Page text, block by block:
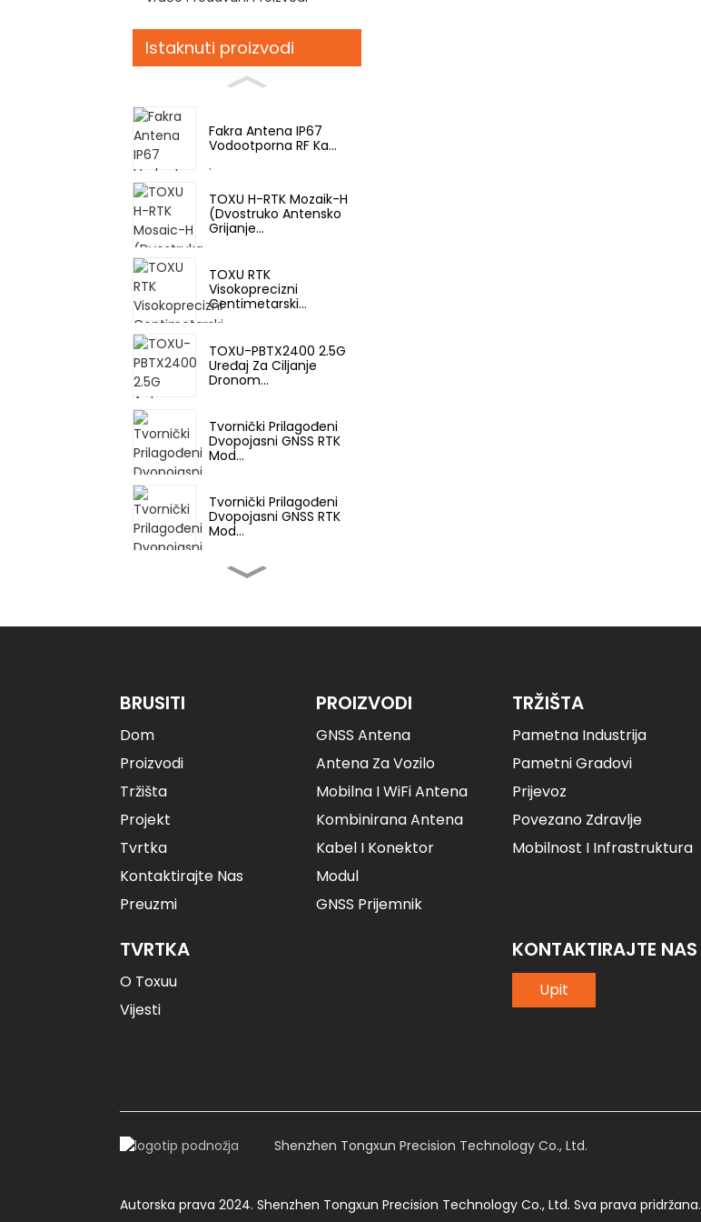
Istaknuti proizvodi
Fakra Antena IP67
Vodootporna RF Ka...
TOXU H-RTK Mozaik-H
(Dvostruko Antensko
Grijanje...
TOXU RTK
Visokoprecizni
Centimetarski...
TOXU-PBTX2400 2.5G
Uređaj Za Ciljanje
Dronom...
Tvornički Prilagođeni
Dvopojasni GNSS RTK
Mod...
Tvornički Prilagođeni
Dvopojasni GNSS RTK
Mod...
Tvornički Prilagođeni
Tvornički GNSS RTK
U-Blox ZED-F9P RTK
GNSS Visokoprecizni...
BRUSITI
Dom
Proizvodi
Tržišta
Projekt
Tvrtka
Kontaktirajte Nas
Preuzmi
PROIZVODI
GNSS Antena
Antena Za Vozilo
Mobilna I WiFi Antena
Kombinirana Antena
Kabel I Konektor
Modul
GNSS Prijemnik
TRŽIŠTA
Pametna Industrija
Pametni Gradovi
Prijevoz
Povezano Zdravlje
Mobilnost I Infrastruktura
TVRTKA
O Toxuu
Vijesti
KONTAKTIRAJTE NAS
Upit
Shenzhen Tongxun Precision Technology Co., Ltd.
Autorska prava 2024. Shenzhen Tongxun Precision Technology Co., Ltd. Sva prava pridržana.